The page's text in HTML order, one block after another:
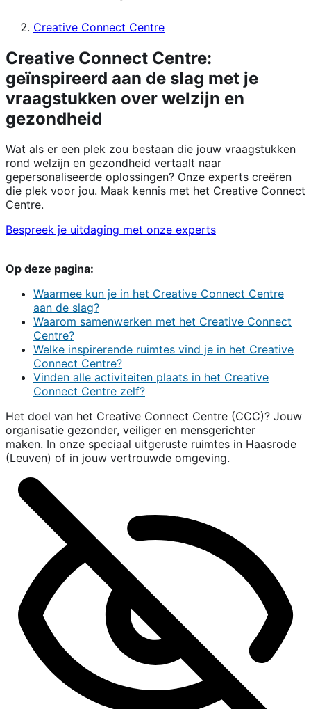
Creative Connect Centre
Creative Connect Centre:
geïnspireerd aan de slag met je
vraagstukken over welzijn en
gezondheid
Wat als er een plek zou bestaan die jouw vraagstukken
rond welzijn en gezondheid vertaalt naar
gepersonaliseerde oplossingen? Onze experts creëren
die plek voor jou. Maak kennis met het Creative Connect
Centre.
Bespreek je uitdaging met onze experts
Op deze pagina:
Waarmee kun je in het Creative Connect Centre
aan de slag?
Waarom samenwerken met het Creative Connect
Centre?
Welke inspirerende ruimtes vind je in het Creative
Connect Centre?
Vinden alle activiteiten plaats in het Creative
Connect Centre zelf?
Het doel van het Creative Connect Centre (CCC)? Jouw
organisatie gezonder, veiliger en mensgerichter
maken. In onze speciaal uitgeruste ruimtes in Haasrode
(Leuven) of in jouw vertrouwde omgeving.